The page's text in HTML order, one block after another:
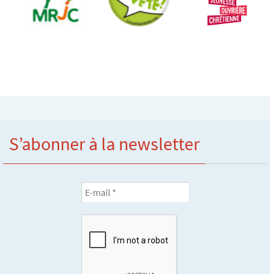
S’abonner à la newsletter